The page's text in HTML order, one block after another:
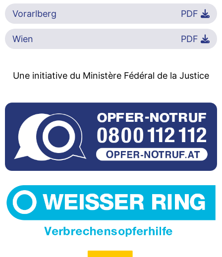
Vorarlberg PDF
Wien PDF
Une initiative du Ministère Fédéral de la Justice